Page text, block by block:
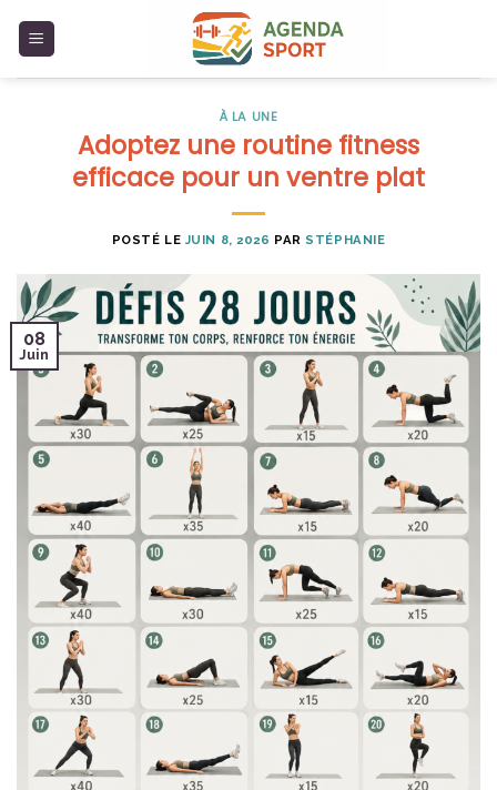
À LA UNE
Adoptez une routine fitness
efficace pour un ventre plat
POSTÉ LE JUIN 8, 2026 PAR STÉPHANIE
08
Juin